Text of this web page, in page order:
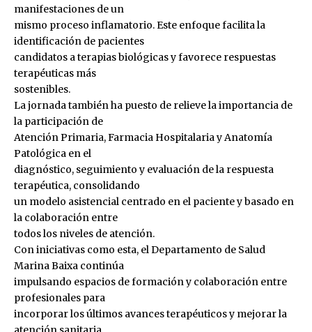
manifestaciones de un
mismo proceso inflamatorio. Este enfoque facilita la
identificación de pacientes
candidatos a terapias biológicas y favorece respuestas
terapéuticas más
sostenibles.
La jornada también ha puesto de relieve la importancia de
la participación de
Atención Primaria, Farmacia Hospitalaria y Anatomía
Patológica en el
diagnóstico, seguimiento y evaluación de la respuesta
terapéutica, consolidando
un modelo asistencial centrado en el paciente y basado en
la colaboración entre
todos los niveles de atención.
Con iniciativas como esta, el Departamento de Salud
Marina Baixa continúa
impulsando espacios de formación y colaboración entre
profesionales para
incorporar los últimos avances terapéuticos y mejorar la